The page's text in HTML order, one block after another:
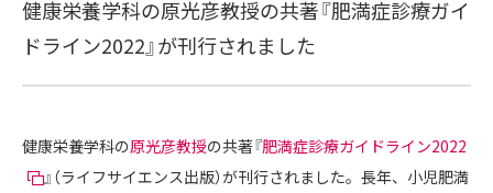
健康栄養学科の原光彦教授の共著『肥満症診療ガイ
ドライン2022』が刊行されました
健康栄養学科の原光彦教授の共著『肥満症診療ガイドライン2022
』（ライフサイエンス出版）が刊行されました。長年、小児肥満